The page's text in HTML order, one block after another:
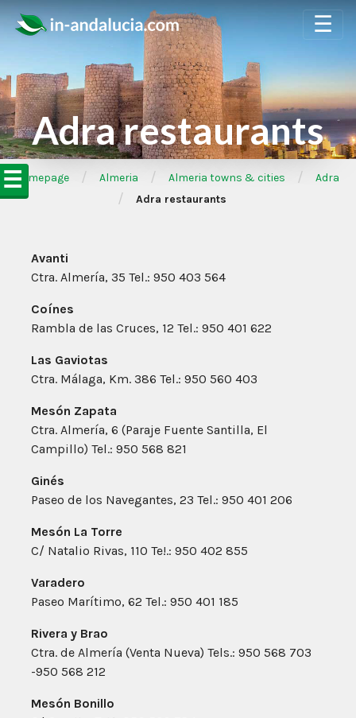
☰
☰
Adra restaurants
➦Homepage / Almeria / Almeria towns & cities / Adra
/ Adra restaurants
Avanti
Ctra. Almería, 35 Tel.: 950 403 564
Coínes
Rambla de las Cruces, 12 Tel.: 950 401 622
Las Gaviotas
Ctra. Málaga, Km. 386 Tel.: 950 560 403
Mesón Zapata
Ctra. Almería, 6 (Paraje Fuente Santilla, El
Campillo) Tel.: 950 568 821
Ginés
Paseo de los Navegantes, 23 Tel.: 950 401 206
Mesón La Torre
C/ Natalio Rivas, 110 Te!.: 950 402 855
Varadero
Paseo Marítimo, 62 Tel.: 950 401 185
Rivera y Brao
Ctra. de Almería (Venta Nueva) Tels.: 950 568 703
-950 568 212
Mesón Bonillo